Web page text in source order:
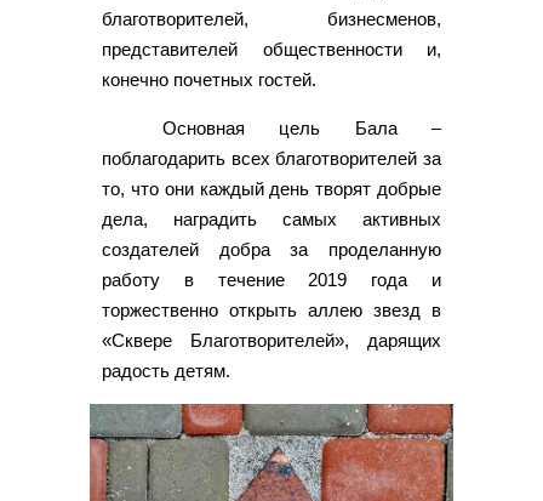
благотворителей, бизнесменов,
представителей общественности и,
конечно почетных гостей.
Основная цель Бала –
поблагодарить всех благотворителей за
то, что они каждый день творят добрые
дела, наградить самых активных
создателей добра за проделанную
работу в течение 2019 года и
торжественно открыть аллею звезд в
«Сквере Благотворителей», дарящих
радость детям.